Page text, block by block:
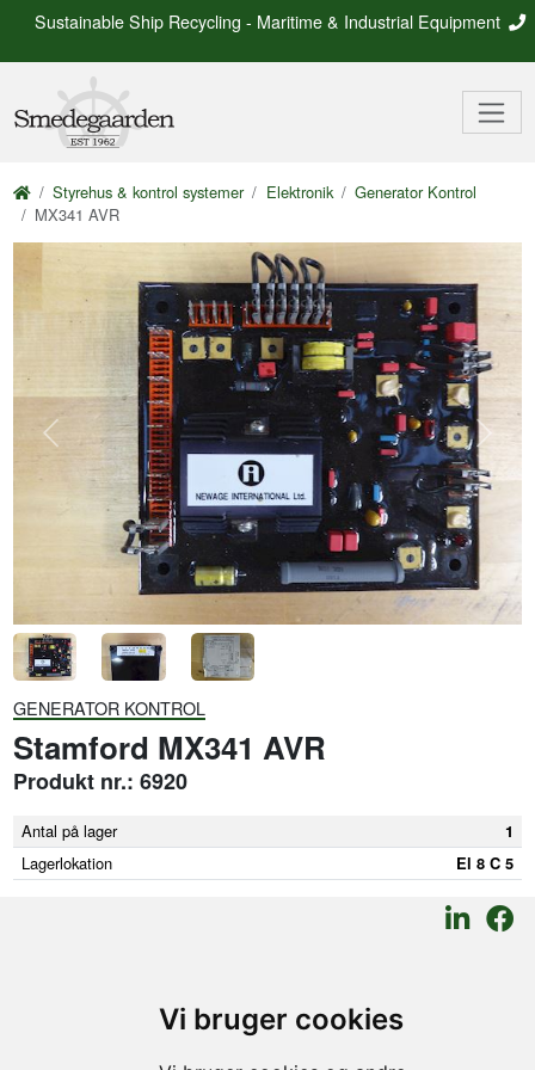
Vi bruger cookies
Sustainable Ship Recycling - Maritime & Industrial Equipment
Styrehus & kontrol systemer Elektronik
Generator Kontrol
MX341 AVR
Previous Next
GENERATOR KONTROL
Stamford MX341 AVR
Produkt nr.: 6920
Antal på lager
1
Lagerlokation
El 8 C 5
SMEDEGAARDEN A/S